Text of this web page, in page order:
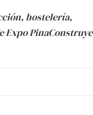
hostelería,
Expo PinaConstruye